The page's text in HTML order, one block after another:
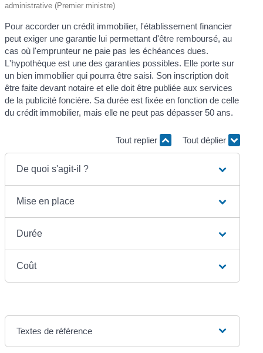
administrative (Premier ministre)
Pour accorder un crédit immobilier, l'établissement financier
peut exiger une garantie lui permettant d'être remboursé, au
cas où l'emprunteur ne paie pas les échéances dues.
L'hypothèque est une des garanties possibles. Elle porte sur
un bien immobilier qui pourra être saisi. Son inscription doit
être faite devant notaire et elle doit être publiée aux services
de la publicité foncière. Sa durée est fixée en fonction de celle
du crédit immobilier, mais elle ne peut pas dépasser 50 ans.
Tout replier Tout déplier
De quoi s'agit-il ?
Mise en place
Durée
Coût
Textes de référence